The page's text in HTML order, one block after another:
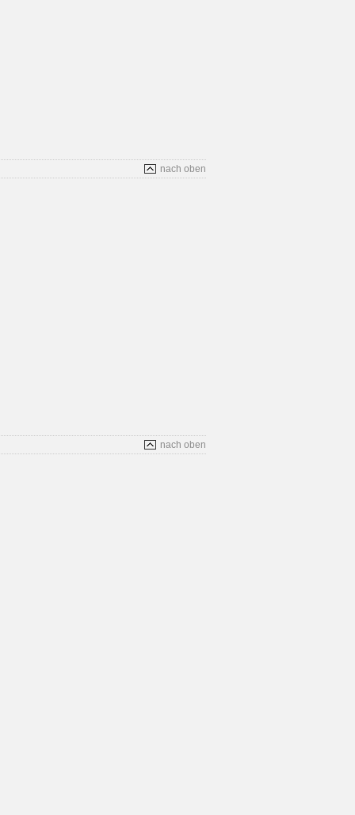
nach oben
nach oben